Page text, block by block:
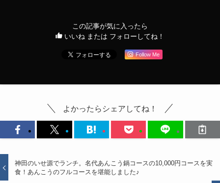
この記事が気に入ったら
いいね または フォローしてね！
Follow Me
よかったらシェアしてね！
神田のいせ源でランチ。名代あんこう鍋コースの10,000円コースを実
食！あんこうのフルコースを堪能しました♪